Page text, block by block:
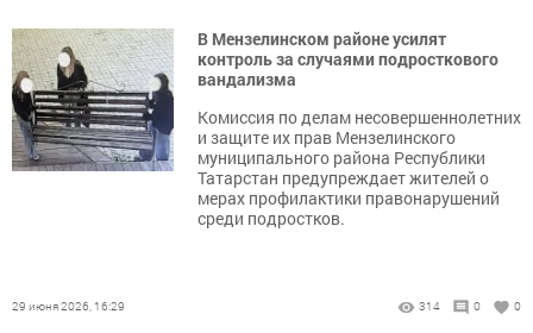
В Мензелинском районе усилят
контроль за случаями подросткового
вандализма
Комиссия по делам несовершеннолетних
и защите их прав Мензелинского
муниципального района Республики
Татарстан предупреждает жителей о
мерах профилактики правонарушений
среди подростков.
29 июня 2026, 16:29 314 0 0